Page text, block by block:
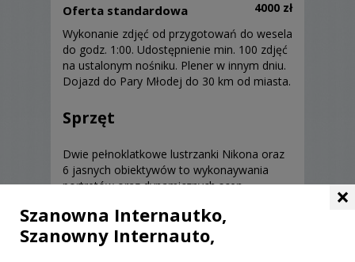
Oferta standardowa
4000 zł
Wykonanie zdjęć od przygotowań do wesela
do godz. 1:00. Udostępnienie min. 100 zdjęć
na ustalonym nośniku. Plener w innym dniu.
Dojazd do Pary Młodej do 30 km od miasta.
Sprzęt
Dwie pełnoklatkowe lustrzanki Nikona oraz
6 jasnych obiektywów to wykonaywania
portretów oraz dynamicznych scen.
Posiadam zezwolenie do fotografowania w
miejscach sakralnych.
×
Szanowna Internautko,
Szanowny Internauto,